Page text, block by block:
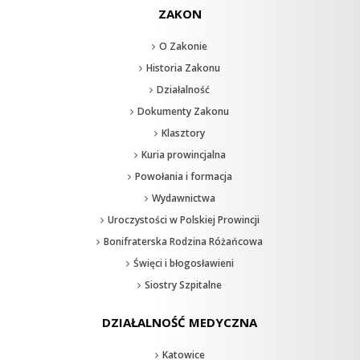
ZAKON
O Zakonie
Historia Zakonu
Działalność
Dokumenty Zakonu
Klasztory
Kuria prowincjalna
Powołania i formacja
Wydawnictwa
Uroczystości w Polskiej Prowincji
Bonifraterska Rodzina Różańcowa
Święci i błogosławieni
Siostry Szpitalne
DZIAŁALNOŚĆ MEDYCZNA
Katowice